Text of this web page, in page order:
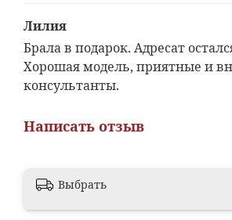
Лилия
Брала в подарок. Адресат
Хорошая модель, приятные и
консультанты.
Написать отзыв
Выбрать